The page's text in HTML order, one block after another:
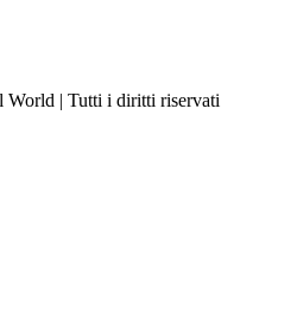
| Tutti i diritti riservati